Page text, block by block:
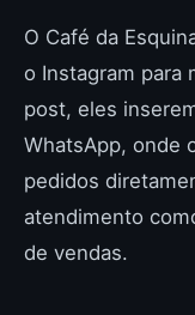
O Café da
o Instagram para
post, eles
WhatsApp, onde
pedidos
atendimento
de vendas.